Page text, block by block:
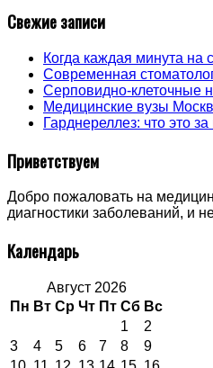
Свежие записи
Когда каждая минута на
Современная
Серповидно-клеточные
Медицинские вузы
Гарднереллез: что это
Приветствуем
Добро пожаловать на
диагностики заболеваний, и
Календарь
Август 2026
Пн Вт Ср Чт Пт Сб Вс
1
2
3
4 5 6 7 8
9